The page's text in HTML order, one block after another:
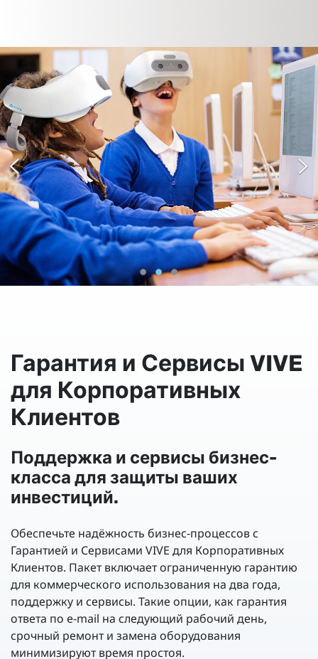
Гарантия и Сервисы VIVE
для Корпоративных
Клиентов
Поддержка и сервисы бизнес-
класса для защиты ваших
инвестиций.
Обеспечьте надёжность бизнес-процессов с
Гарантией и Сервисами VIVE для Корпоративных
Клиентов. Пакет включает ограниченную гарантию
для коммерческого использования на два года,
поддержку и сервисы. Такие опции, как гарантия
ответа по e-mail на следующий рабочий день,
срочный ремонт и замена оборудования
минимизируют время простоя.